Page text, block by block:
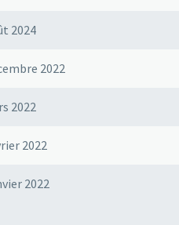
2024
2022
2022
2022
2022